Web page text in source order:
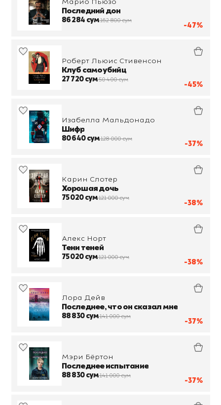
-47%
Марио Пьюзо
Последний дон
86 284 сум162 800 сум
-45%
Роберт Льюис Стивенсон
Клуб самоубийц
27 720 сум50 400 сум
-37%
Изабелла Мальдонадо
Шифр
80 640 сум128 000 сум
-38%
Карин Слотер
Хорошая дочь
75 020 сум121 000 сум
-38%
Алекс Норт
Тени теней
75 020 сум121 000 сум
-37%
Лора Дейв
Последнее, что он сказал мне
88 830 сум141 000 сум
-37%
Мэри Бёртон
Последнее испытание
88 830 сум141 000 сум